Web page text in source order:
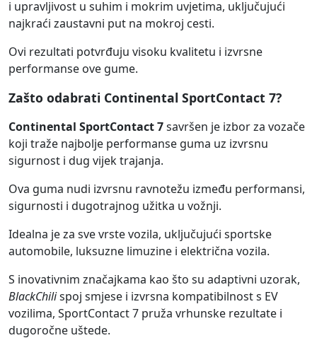
i upravljivost u suhim i mokrim uvjetima, uključujući
najkraći zaustavni put na mokroj cesti.
Ovi rezultati potvrđuju visoku kvalitetu i izvrsne
performanse ove gume.
Zašto odabrati Continental SportContact 7?
Continental SportContact 7savršen je izbor za vozače
koji traže najbolje performanse guma uz izvrsnu
sigurnost i dug vijek trajanja.
Ova guma nudi izvrsnu ravnotežu između performansi,
sigurnosti i dugotrajnog užitka u vožnji.
Idealna je za sve vrste vozila, uključujući sportske
automobile, luksuzne limuzine i električna vozila.
S inovativnim značajkama kao što su adaptivni uzorak,
BlackChilispoj smjese i izvrsna kompatibilnost s EV
vozilima, SportContact 7 pruža vrhunske rezultate i
dugoročne uštede.